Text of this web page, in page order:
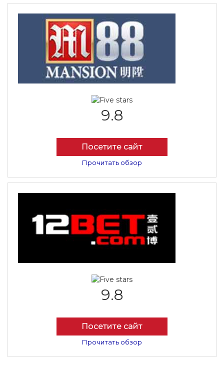
9.8
Посетите сайт
Прочитать обзор
9.8
Посетите сайт
Прочитать обзор